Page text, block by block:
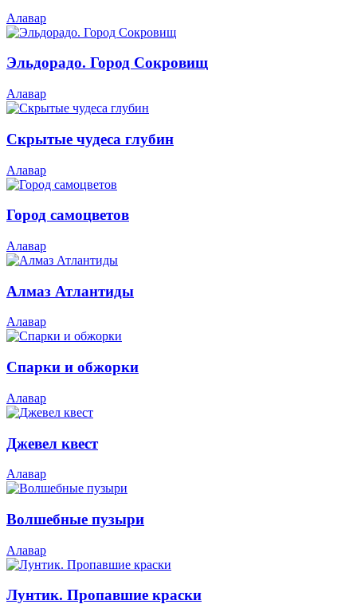
Алавар
Эльдорадо. Город Сокровищ
Алавар
Скрытые чудеса глубин
Алавар
Город самоцветов
Алавар
Алмаз Атлантиды
Алавар
Спарки и обжорки
Алавар
Джевел квест
Алавар
Волшебные пузыри
Алавар
Лунтик. Пропавшие краски